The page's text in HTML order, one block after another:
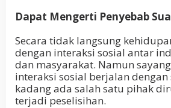
Dapat Mengerti Penyebab
Secara tidak langsung
dengan interaksi sosial antar
dan masyarakat. Namun
interaksi sosial berjalan dengan
kadang ada salah satu pihak
terjadi peselisihan.